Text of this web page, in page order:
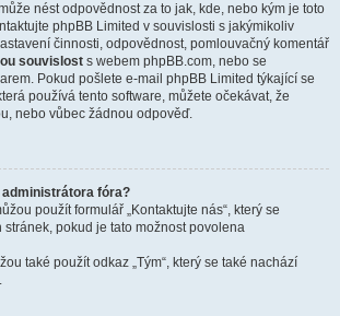
nést odpovědnost za to jak, kde, nebo kým je toto
phpBB Limited v souvislosti s jakýmikoliv
činnosti, odpovědnost, pomlouvačný komentář
souvislost s webem phpBB.com, nebo se
Pokud pošlete e-mail phpBB Limited týkající se
používá tento software, můžete očekávat, že
nebo vůbec žádnou odpověď.
fóra?
použít formulář „Kontaktujte nás“, který se
pokud je tato možnost povolena
také použít odkaz „Tým“, který se také nachází